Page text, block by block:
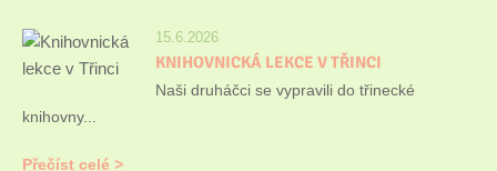
15.6.2026
KNIHOVNICKÁ LEKCE V TŘINCI
Naši druháčci se vypravili do třinecké
knihovny...
Přečíst celé